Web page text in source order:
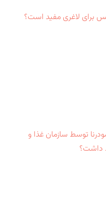
برای لاغری مفید است؟
توسط سازمان غذا و
داشت؟